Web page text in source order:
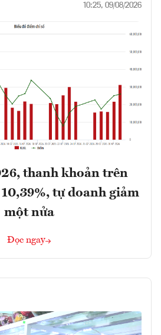
10:25, 09/08/2026
thanh khoản trên
tự doanh giảm
một nửa
Đọc ngay